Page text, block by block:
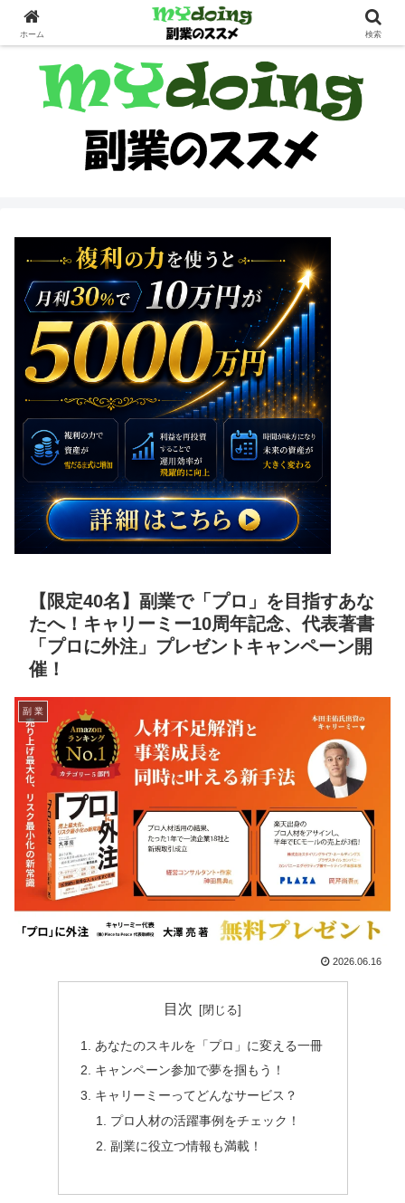
副業界隈
【限定40名】副業で「プロ」を目指すあな
たへ！キャリーミー10周年記念、代表著書
「プロに外注」プレゼントキャンペーン開
催！
副 業
2026.06.16
目次
あなたのスキルを「プロ」に変える一冊
キャンペーン参加で夢を掴もう！
キャリーミーってどんなサービス？
プロ人材の活躍事例をチェック！
副業に役立つ情報も満載！
ホーム 検索